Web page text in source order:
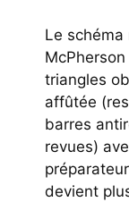
Le
triangles
affûtée
barres
revues)
devient